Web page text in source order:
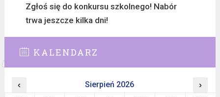
Zgłoś się do konkursu szkolnego! Nabór
trwa jeszcze kilka dni!
KALENDARZ
‹ Sierpień 2026 ›